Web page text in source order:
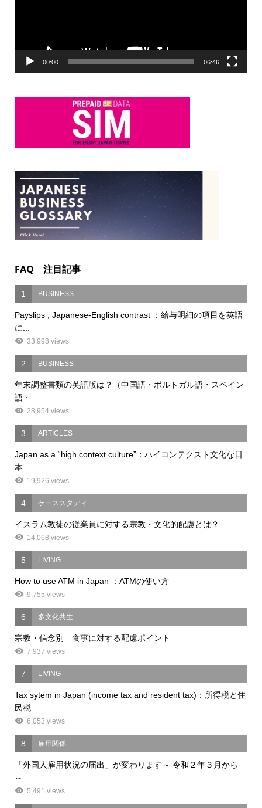
00:00 06:46
FAQ 注目記事
1 BUSINESS
Payslips ; Japanese-English contrast ：給与明細の項目を英語
に...
33,998 views
2 BUSINESS
年末調整書類の英語版は？（中国語・ポルトガル語・スペイン
語・...
28,954 views
3 ARTICLES
Japan as a “high context culture”：ハイコンテクスト文化な日
本
19,926 views
4 ケーススタディ
イスラム教徒の従業員に対する宗教・文化的配慮とは？
14,068 views
5 LIVING
How to use ATM in Japan ：ATMの使い方
9,755 views
6 多文化共生
宗教・信念別 食事に対する配慮ポイント
7,937 views
7 LIVING
Tax sytem in Japan (income tax and resident tax)：所得税と住
民税
6,053 views
8 雇用関係
「外国人雇用状況の届出」が変わります～ 令和２年３月から
～
5,491 views